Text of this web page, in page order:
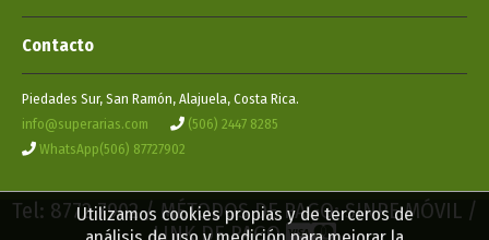
Contacto
Piedades Sur, San Ramón, Alajuela, Costa Rica.
info@superarias.com
(506) 2447 8285
WhatsApp(506) 87727902
Tel: 8772 7902 / MÉTODOS DE PAGO: SINPE MÓVIL /
LINK DE PAGO
Utilizamos cookies propias y de terceros de